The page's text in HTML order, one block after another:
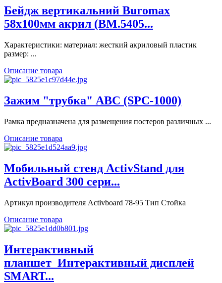
Бейдж вертикальний Buromax
58х100мм акрил (BM.5405...
Характеристики: материал: жесткий акриловый пластик
размер: ...
Описание товара
Зажим "трубка" ABC (SРС-1000)
Рамка предназначена для размещения постеров различных ...
Описание товара
Мобильный стенд ActivStand для
ActivBoard 300 сери...
Артикул производителя Activboard 78-95 Тип Стойка
Описание товара
Интерактивный
планшет_Интерактивный дисплей
SMART...